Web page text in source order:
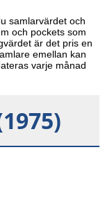
samlarvärdet och
och pockets som
är det pris en
emellan kan
varje månad